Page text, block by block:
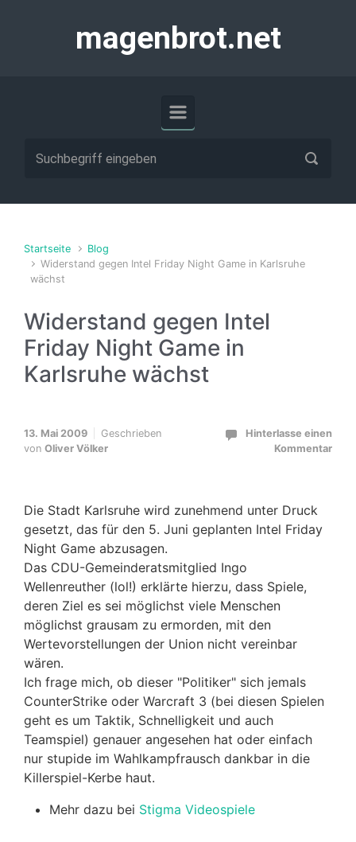
magenbrot.net
Startseite
Blog
Widerstand gegen Intel Friday Night Game in Karlsruhe
wächst
Widerstand gegen Intel
Friday Night Game in
Karlsruhe wächst
13. Mai 2009
Geschrieben
von Oliver Völker
Hinterlasse einen
Kommentar
Die Stadt Karlsruhe wird zunehmend unter Druck
gesetzt, das für den 5. Juni geplanten Intel Friday
Night Game abzusagen.
Das CDU-Gemeinderatsmitglied Ingo
Wellenreuther (lol!) erklärte hierzu, dass Spiele,
deren Ziel es sei möglichst viele Menschen
möglichst grausam zu ermorden, mit den
Wertevorstellungen der Union nicht vereinbar
wären.
Ich frage mich, ob dieser "Politiker" sich jemals
CounterStrike oder Warcraft 3 (bei diesen Spielen
geht es um Taktik, Schnelligkeit und auch
Teamspiel) genauer angesehen hat oder einfach
nur stupide im Wahlkampfrausch dankbar in die
Killerspiel-Kerbe haut.
Mehr dazu bei Stigma Videospiele